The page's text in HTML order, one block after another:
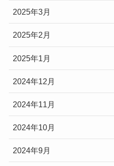
2025年3月
2025年2月
2025年1月
2024年12月
2024年11月
2024年10月
2024年9月